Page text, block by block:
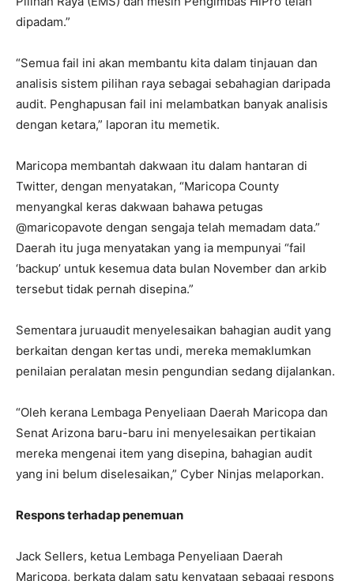
dipadam.”
“Semua fail ini akan membantu kita dalam tinjauan dan
analisis sistem pilihan raya sebagai sebahagian daripada
audit. Penghapusan fail ini melambatkan banyak analisis
dengan ketara,” laporan itu memetik.
Maricopa membantah dakwaan itu dalam hantaran di
Twitter, dengan menyatakan, “Maricopa County
menyangkal keras dakwaan bahawa petugas
@maricopavote dengan sengaja telah memadam data.”
Daerah itu juga menyatakan yang ia mempunyai “fail
‘backup’ untuk kesemua data bulan November dan arkib
tersebut tidak pernah disepina.”
Sementara juruaudit menyelesaikan bahagian audit yang
berkaitan dengan kertas undi, mereka memaklumkan
penilaian peralatan mesin pengundian sedang dijalankan.
“Oleh kerana Lembaga Penyeliaan Daerah Maricopa dan
Senat Arizona baru-baru ini menyelesaikan pertikaian
mereka mengenai item yang disepina, bahagian audit
yang ini belum diselesaikan,” Cyber ​​Ninjas melaporkan.
Respons terhadap penemuan
Jack Sellers, ketua Lembaga Penyeliaan Daerah
Maricopa, berkata dalam satu kenyataan sebagai respons